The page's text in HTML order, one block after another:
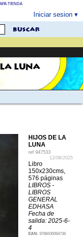
TIENDA
Iniciar sesion
buscar
LUNA
HIJOS DE LA
LUNA
ref 947533
12/06/2025
Libro
150x230cms,
576 páginas
LIBROS -
LIBROS
GENERAL
EDHASA
Fecha de
salida: 2025-6-
4
EAN: 9788435064736